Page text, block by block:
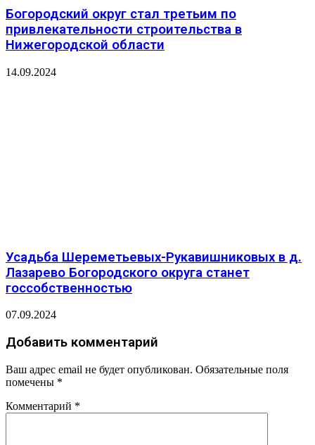
Богородский округ стал третьим по
привлекательности строительства в
Нижегородской области
14.09.2024
Усадьба Шереметьевых-Рукавишниковых в д.
Лазарево Богородского округа станет
госсобственностью
07.09.2024
Добавить комментарий
Ваш адрес email не будет опубликован. Обязательные поля
помечены *
Комментарий *